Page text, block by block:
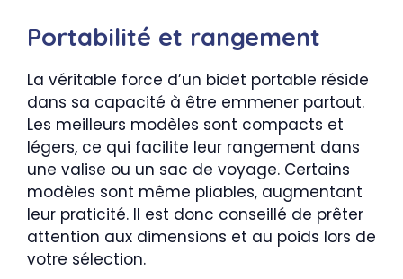
Portabilité et rangement
La véritable force d’un bidet portable réside
dans sa capacité à être emmener partout.
Les meilleurs modèles sont compacts et
légers, ce qui facilite leur rangement dans
une valise ou un sac de voyage. Certains
modèles sont même pliables, augmentant
leur praticité. Il est donc conseillé de prêter
attention aux dimensions et au poids lors de
votre sélection.